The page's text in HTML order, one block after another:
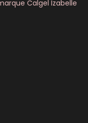
Calgel Izabelle